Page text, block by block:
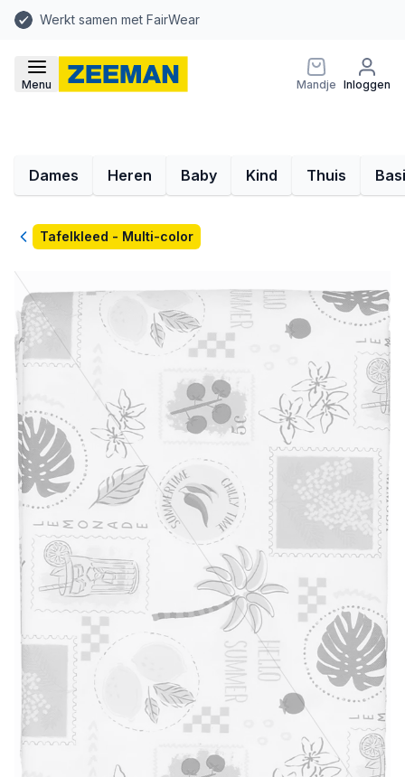
Werkt samen met FairWear
Menu Mandje Inloggen
Dames Heren Baby Kind Thuis
TerugTafelkleed - Multi-color